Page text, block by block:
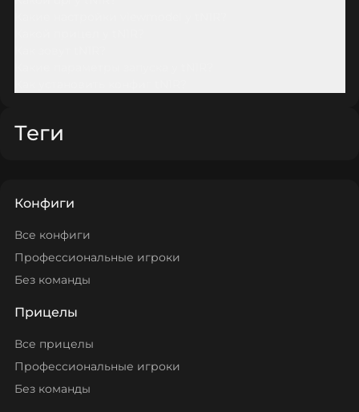
Теги
Конфиги
Все конфиги
Профессиональные игроки
Без команды
Прицелы
Все прицелы
Профессиональные игроки
Без команды